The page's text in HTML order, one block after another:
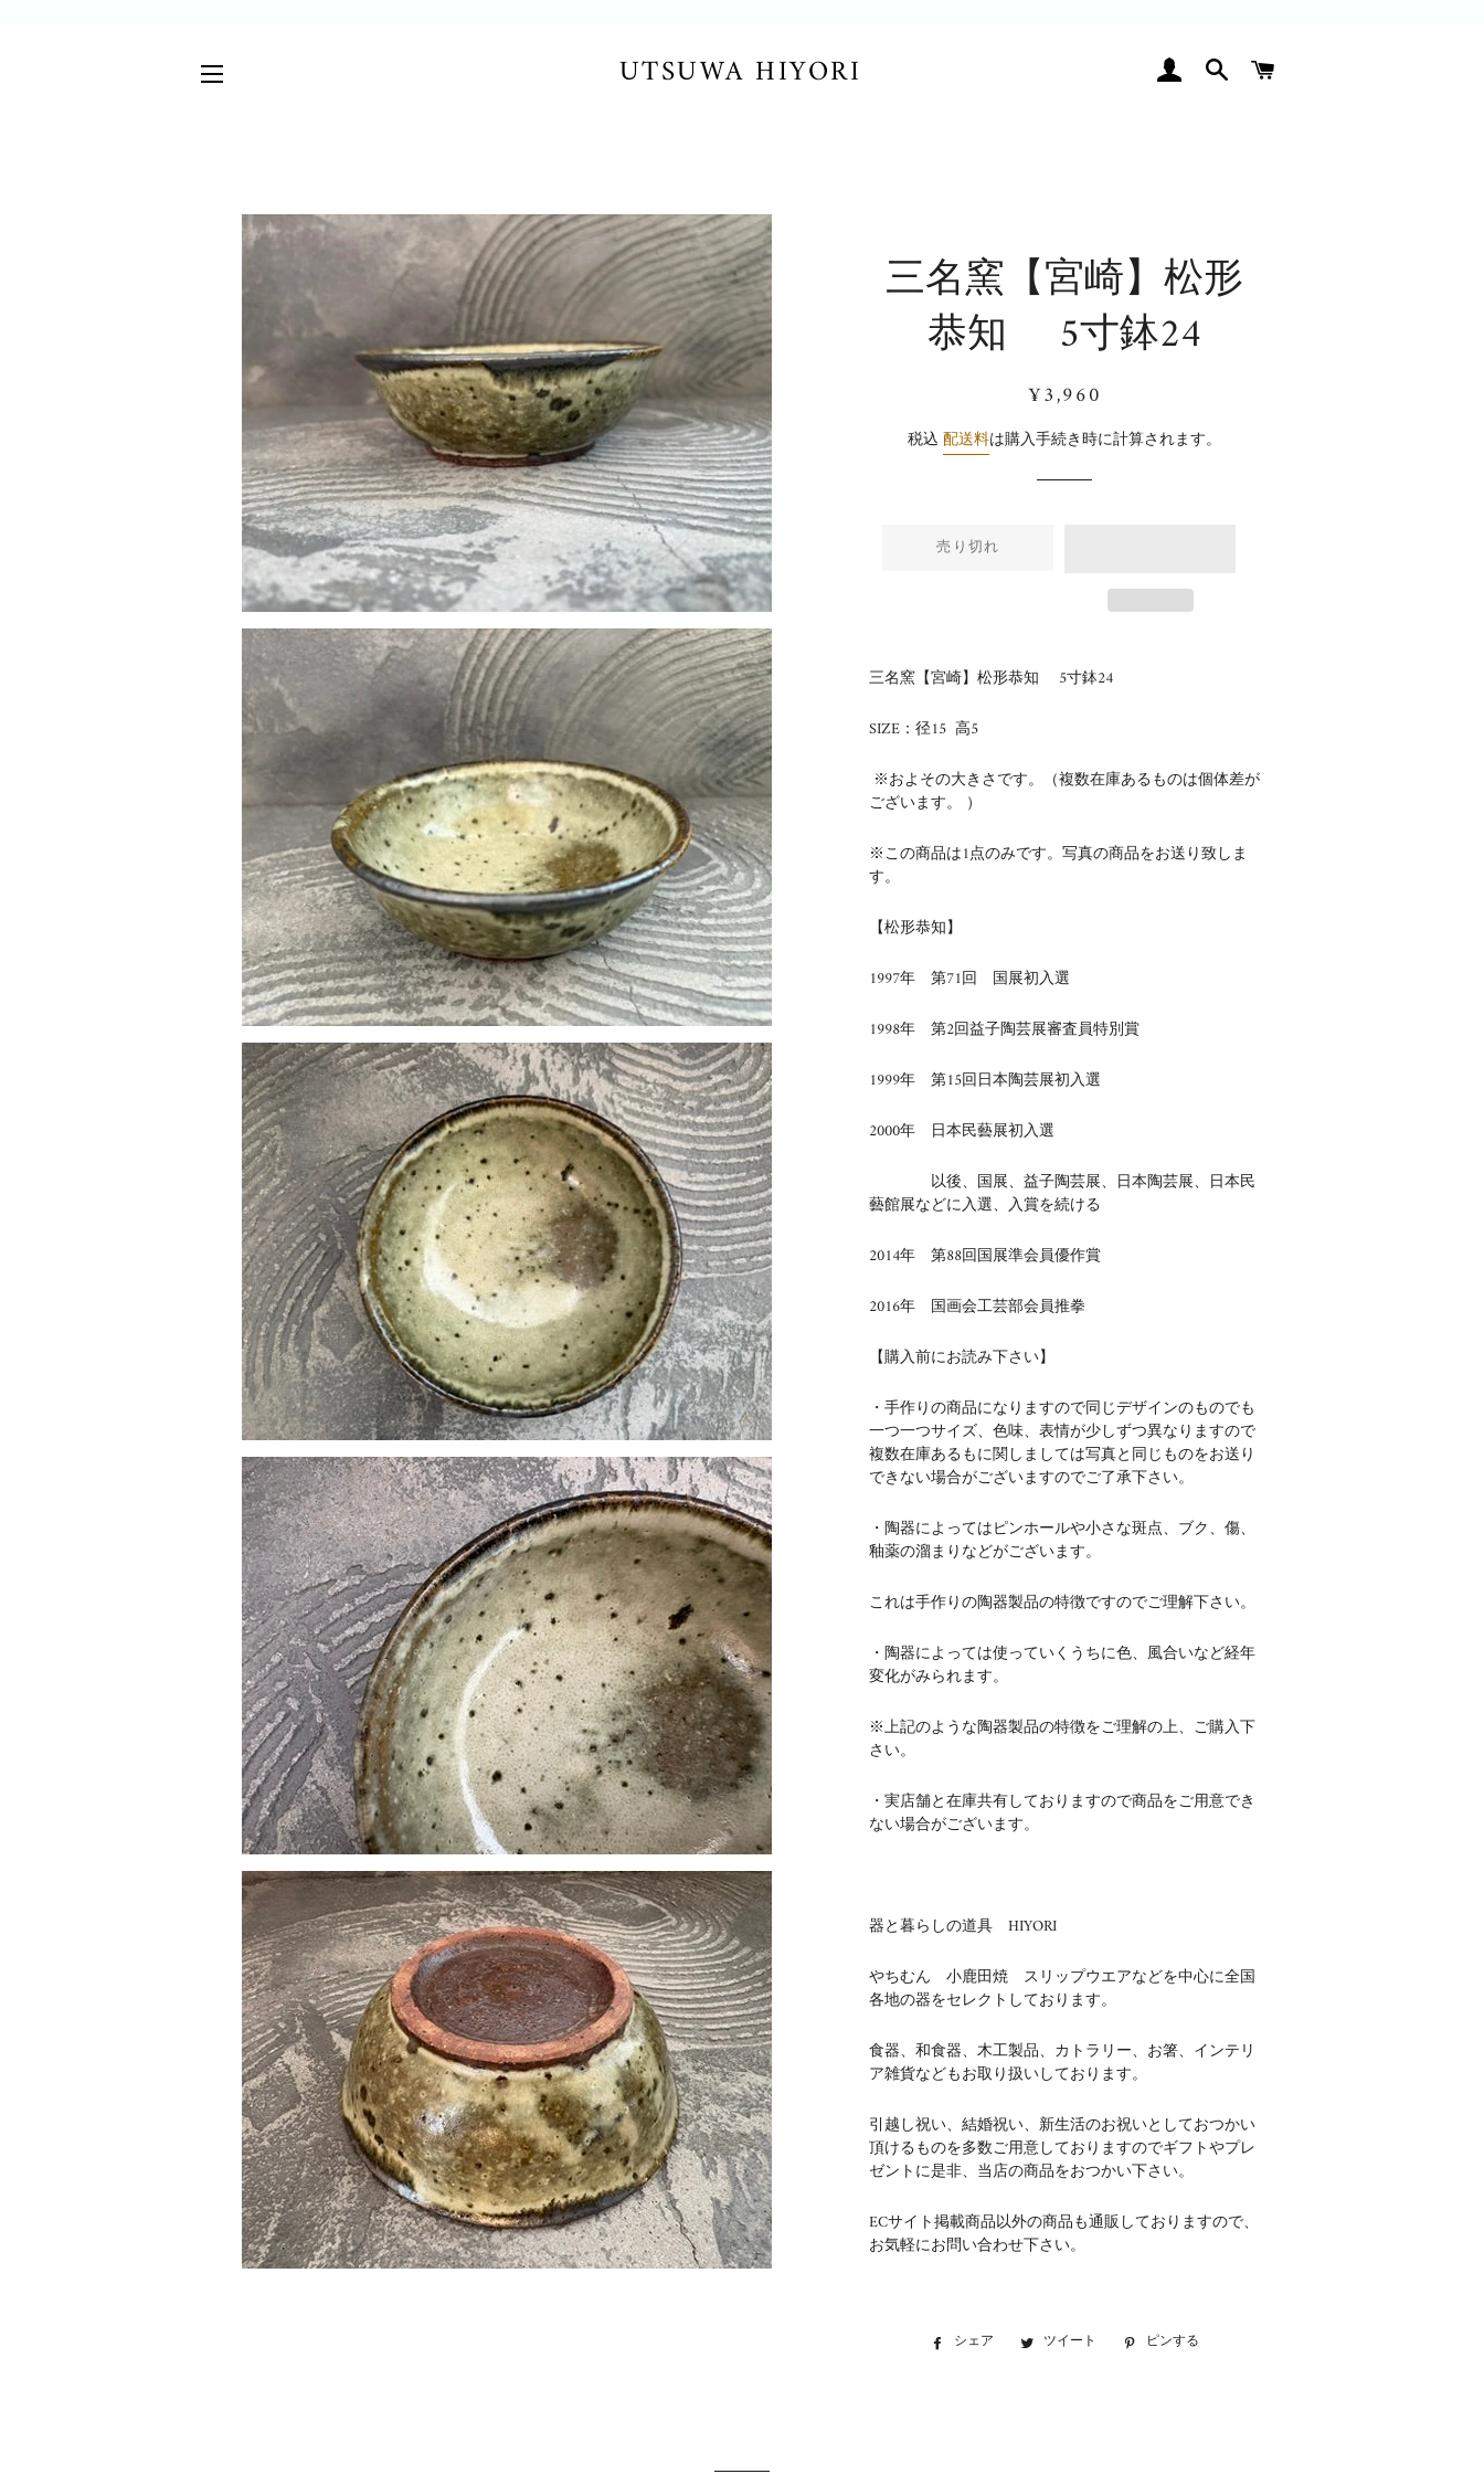
UTSUWA HIYORI ログイン検索
三名窯【宮崎】松形
恭知 5寸鉢24
通
価
販
価
¥3,960
税込配送料は購入手続き時に計算されます。
売り切れ
三名窯【宮崎】松形恭知 5寸鉢24
SIZE：径15 高5
※およその大きさです。（複数在庫あるものは個体差が
ございます。 ）
※この商品は1点のみです。写真の商品をお送り致しま
す。
【松形恭知】
1997年 第71回 国展初入選
1998年 第2回益子陶芸展審査員特別賞
1999年 第15回日本陶芸展初入選
2000年 日本民藝展初入選
以後、国展、益子陶芸展、日本陶芸展、日本民
藝館展などに入選、入賞を続ける
2014年 第88回国展準会員優作賞
2016年 国画会工芸部会員推拳
【購入前にお読み下さい】
・手作りの商品になりますので同じデザインのものでも
一つ一つサイズ、色味、表情が少しずつ異なりますので
複数在庫あるもに関しましては写真と同じものをお送り
できない場合がございますのでご了承下さい。
・陶器によってはピンホールや小さな斑点、ブク、傷、
釉薬の溜まりなどがございます。
これは手作りの陶器製品の特徴ですのでご理解下さい。
・陶器によっては使っていくうちに色、風合いなど経年
変化がみられます。
※上記のような陶器製品の特徴をご理解の上、ご購入下
さい。
・実店舗と在庫共有しておりますので商品をご用意でき
ない場合がございます。
器と暮らしの道具 HIYORI
やちむん 小鹿田焼 スリップウエアなどを中心に全国
各地の器をセレクトしております。
食器、和食器、木工製品、カトラリー、お箸、インテリ
ア雑貨などもお取り扱いしております。
引越し祝い、結婚祝い、新生活のお祝いとしておつかい
頂けるものを多数ご用意しておりますのでギフトやプレ
ゼントに是非、当店の商品をおつかい下さい。
ECサイト掲載商品以外の商品も通販しておりますので、
お気軽にお問い合わせ下さい。
シェア
Facebookツイート
Twitter ピンする